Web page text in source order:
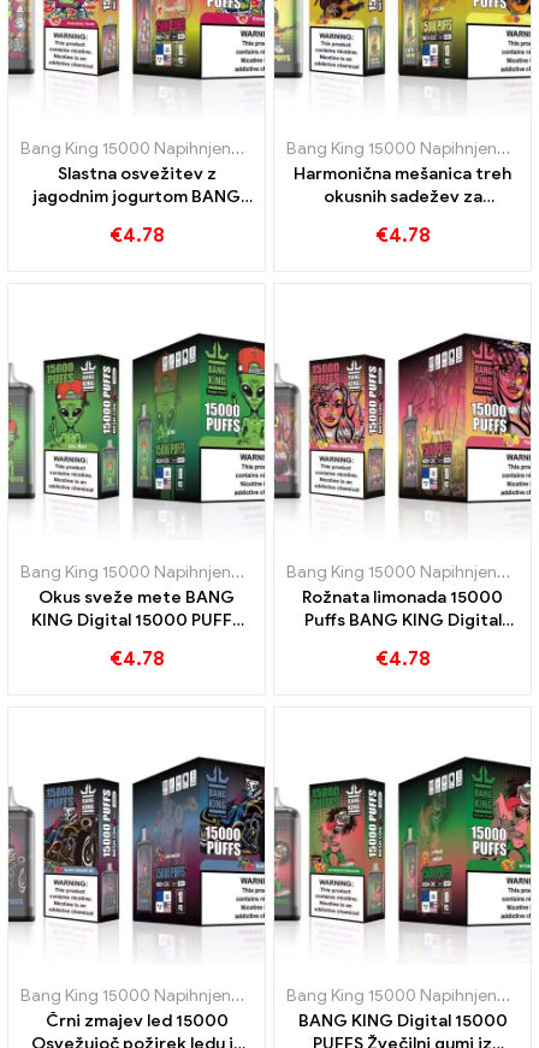
Bang King 15000 Napihnjenci
E-cigarete za enkratno uporabo
Slastna osvežitev z
jagodnim jogurtom BANG
NAPUHKI
€4.78
Bang King 15000 Napihnjenci
Harmonična mešanica treh
okusnih sadežev za
izkušnjo BANG KING 15000
€4.78
Bang King 15000 Napihnjenci
E-cigarete za enkratno uporabo
Okus sveže mete BANG
KING Digital 15000 PUFFS
Napihnjenci
€4.78
Bang King 15000 Napihnjenci
Rožnata limonada 15000
Puffs BANG KING Digital
doživetje
€4.78
Bang King 15000 Napihnjenci
E-cigarete za enkratno uporabo
Črni zmajev led 15000
Osvežujoč požirek ledu in
Bang King 15000 Napihnjenci
BANG KING Digital 15000
PUFFS Žvečilni gumi iz